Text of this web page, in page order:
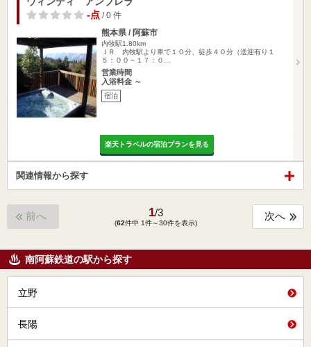
-点 / 0 件
熊本県 / 阿蘇市
内牧駅1.80km
ＪＲ 内牧駅より車で１０分、徒歩４０分（送迎有り１
５：００～１７：０…
営業時間
入浴料金 ～
宿泊
楽天トラベルの宿泊プランを見る
関連情報から探す
前へ 1/3
(62件中 1件～30件を表示)
次へ
南阿蘇鉄道の駅から探す
立野
長陽